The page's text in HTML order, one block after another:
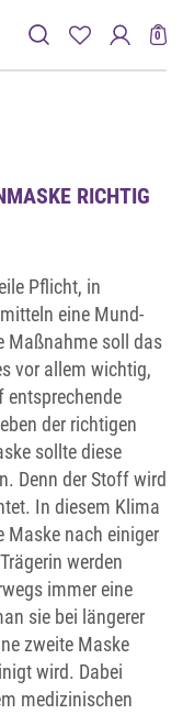
0
RICHTIG
Pflicht, in
eine Mund-
Maßnahme soll das
vor allem wichtig,
entsprechende
der richtigen
sollte diese
Denn der Stoff wird
In diesem Klima
Maske nach einiger
werden
immer eine
sie bei längerer
zweite Maske
wird. Dabei
medizinischen